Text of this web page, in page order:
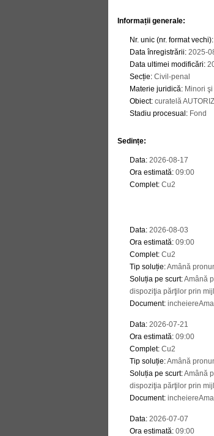
Informații generale:
Nr. unic (nr. format vechi):
Data înregistrării: 2025-
Data ultimei modificări:
Secție: Civil-penal
Materie juridică: Minori
Obiect: curatelă
Stadiu procesual : Fond
Sedințe:
Data: 2026-08-17
Ora estimată: 09:00
Complet: Cu2
Data: 2026-08-03
Ora estimată: 09:00
Complet: Cu2
Tip soluție:Amână
Soluția pe scurt:Amână
dispoziţia părţilor prin
Document:
Data: 2026-07-21
Ora estimată: 09:00
Complet: Cu2
Tip soluție:Amână
Soluția pe scurt:Amână
dispoziţia părţilor prin
Document:
Data: 2026-07-07
Ora estimată: 09:00